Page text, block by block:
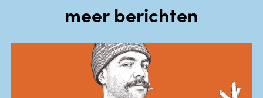
meer berichten